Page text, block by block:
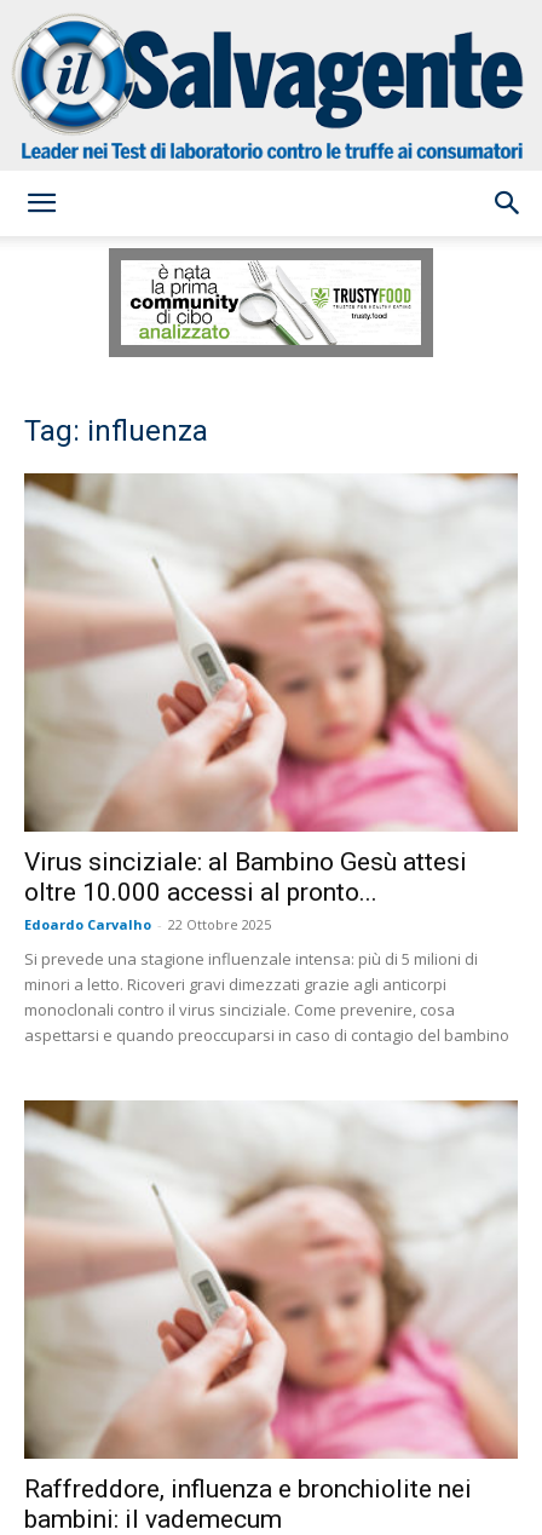
Salvagente
Tag: influenza
Virus sinciziale: al Bambino Gesù attesi
oltre 10.000 accessi al pronto...
Edoardo Carvalho - 22 Ottobre 2025
Si prevede una stagione influenzale intensa: più di 5 milioni di
minori a letto. Ricoveri gravi dimezzati grazie agli anticorpi
monoclonali contro il virus sinciziale. Come prevenire, cosa
aspettarsi e quando preoccuparsi in caso di contagio del bambino
Raffreddore, influenza e bronchiolite nei
bambini: il vademecum